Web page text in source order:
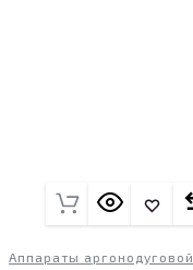
Аппараты аргонодуговой